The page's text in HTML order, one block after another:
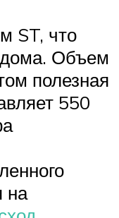
ST, что
дома. Объем
полезная
550
на